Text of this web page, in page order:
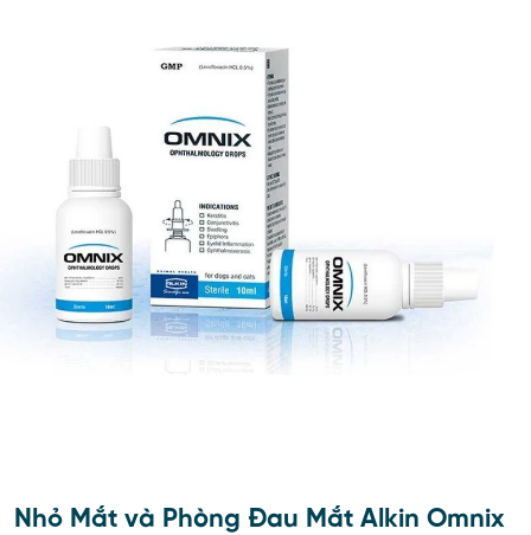
Nhỏ Mắt và Phòng Đau Mắt Alkin Omnix